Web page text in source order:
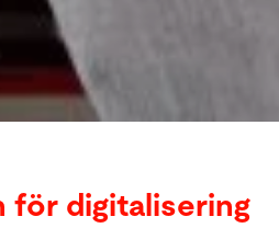
för digitalisering